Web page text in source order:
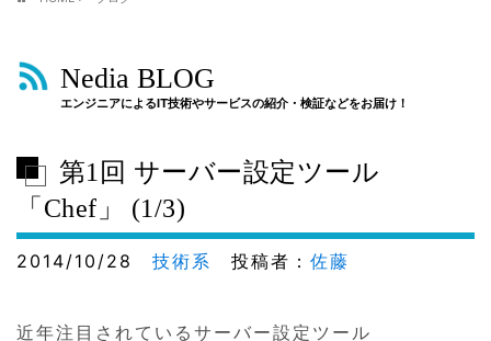
Nedia BLOG
エンジニアによるIT技術やサービスの紹介・検証などをお届け！
第1回 サーバー設定ツール
「Chef」 (1/3)
2014/10/28 技術系 投稿者： 佐藤
近年注目されているサーバー設定ツール